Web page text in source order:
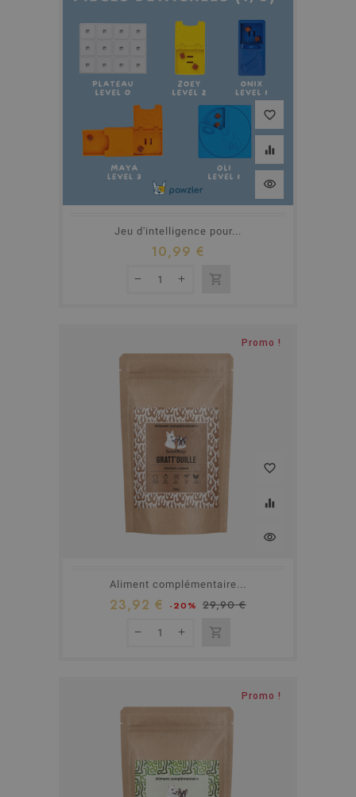
favorite_border
equalizer
visibility
Jeu d'intelligence pour...
10,99 €
shopping_cart
Promo !
favorite_border
equalizer
visibility
Aliment complémentaire...
23,92 € -20% 29,90 €
shopping_cart
Promo !